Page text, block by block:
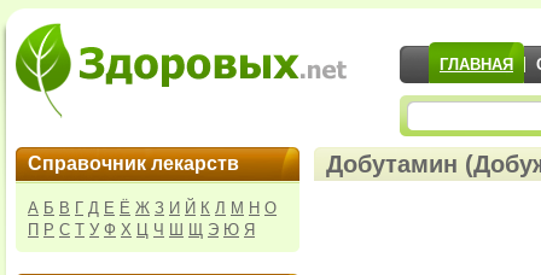
ГЛАВНАЯ
Справочник лекарств
А Б В Г Д Е Ё Ж З И Й К Л М Н О
П Р С Т У Ф Х Ц Ч Ш Щ Э Ю Я
Добутамин